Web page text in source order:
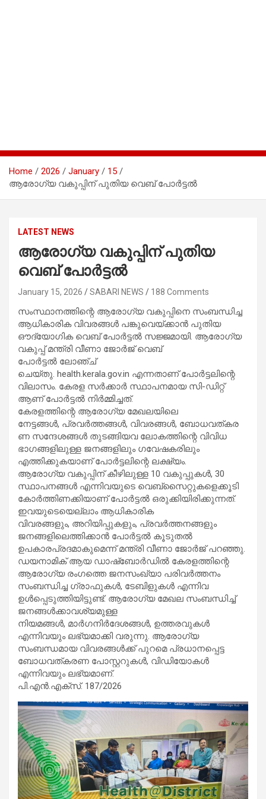
Home 2026 January
15
ആരോഗ്യ വകുപ്പിന് പുതിയ വെബ് പോർട്ടൽ
LATEST NEWS
ആരോഗ്യ വകുപ്പിന് പുതിയ
വെബ് പോർട്ടൽ
January 15, 2026 SABARI NEWS 188 Comments
സംസ്ഥാനത്തിന്റെ ആരോഗ്യ വകുപ്പിനെ സംബന്ധിച്ച
ആധികാരിക വിവരങ്ങൾ പങ്കുവെയ്ക്കാൻ പുതിയ
ഔദ്യോഗിക വെബ് പോർട്ടൽ സജ്ജമായി. ആരോഗ്യ
വകുപ്പ് മന്ത്രി വീണാ ജോർജ് വെബ്
പോർട്ടൽ ലോഞ്ച്
ചെയ്തു. health.kerala.gov.in എന്നതാണ് പോർട്ടലിന്റെ
വിലാസം. കേരള സർക്കാർ സ്ഥാപനമായ സി-ഡിറ്റ്
ആണ് പോർട്ടൽ നിർമ്മിച്ചത്.
കേരളത്തിന്റെ ആരോഗ്യ മേഖലയിലെ
നേട്ടങ്ങൾ, പ്രവർത്തങ്ങൾ, വിവരങ്ങൾ, ബോധവത്കര
ണ സന്ദേശങ്ങൾ തുടങ്ങിയവ ലോകത്തിന്റെ വിവിധ
ഭാഗങ്ങളിലുള്ള ജനങ്ങളിലും ഗവേഷകരിലും
എത്തിക്കുകയാണ് പോർട്ടലിന്റെ ലക്ഷ്യം.
ആരോഗ്യ വകുപ്പിന് കീഴിലുള്ള 10 വകുപ്പുകൾ, 30
സ്ഥാപനങ്ങൾ എന്നിവയുടെ വെബ്സൈറ്റുകളെക്കൂടി
കോർത്തിണക്കിയാണ് പോർട്ടൽ ഒരുക്കിയിരിക്കുന്നത്.
ഇവയുടെയെല്ലാം ആധികാരിക
വിവരങ്ങളും, അറിയിപ്പുകളും, പ്രവർത്തനങ്ങളും
ജനങ്ങളിലെത്തിക്കാൻ പോർട്ടൽ കൂടുതൽ
ഉപകാരപ്രദമാകുമെന്ന് മന്ത്രി വീണാ ജോർജ് പറഞ്ഞു.
ഡയനാമിക് ആയ ഡാഷ്ബോർഡിൽ കേരളത്തിന്റെ
ആരോഗ്യ രംഗത്തെ ജനസംഖ്യാ പരിവർത്തനം
സംബന്ധിച്ച ഗ്രാഫുകൾ, ടേബിളുകൾ എന്നിവ
ഉൾപ്പെടുത്തിയിട്ടുണ്ട്. ആരോഗ്യ മേഖല സംബന്ധിച്ച്
ജനങ്ങൾക്കാവശ്യമുള്ള
നിയമങ്ങൾ, മാർഗനിർദേശങ്ങൾ, ഉത്തരവുകൾ
എന്നിവയും ലഭ്യമാക്കി വരുന്നു. ആരോഗ്യ
സംബന്ധമായ വിവരങ്ങൾക്ക് പുറമെ പ്രധാനപ്പെട്ട
ബോധവത്കരണ പോസ്റ്ററുകൾ, വിഡിയോകൾ
എന്നിവയും ലഭ്യമാണ്.
പി.എൻ.എക്സ്. 187/2026